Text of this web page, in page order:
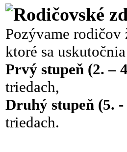
Rodičovské
Pozývame
ktoré sa uskutočnia
Prvý stupeň (2. –
triedach,
Druhý stupeň (5.
triedach.